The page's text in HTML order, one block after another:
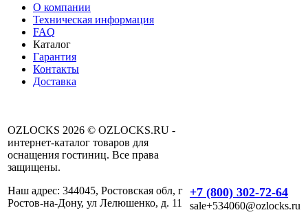
О компании
Техническая информация
FAQ
Каталог
Гарантия
Контакты
Доставка
OZLOCKS 2026 © OZLOCKS.RU -
интернет-каталог товаров для
оснащения гостиниц. Все права
защищены.
Наш адрес: 344045, Ростовская обл, г
Ростов-на-Дону, ул Лелюшенко, д. 11
+7 (800) 302-72-64
sale+534060@ozlocks.ru